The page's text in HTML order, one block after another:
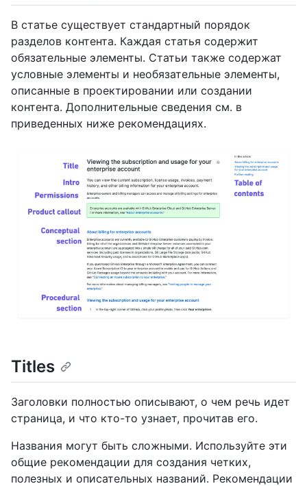
В статье существует стандартный порядок
разделов контента. Каждая статья содержит
обязательные элементы. Статьи также содержат
условные элементы и необязательные элементы,
описанные в проектировании или создании
контента. Дополнительные сведения см. в
приведенных ниже рекомендациях.
Titles
Заголовки полностью описывают, о чем речь идет
страница, и что кто-то узнает, прочитав его.
Названия могут быть сложными. Используйте эти
общие рекомендации для создания четких,
полезных и описательных названий. Рекомендации